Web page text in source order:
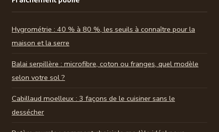
Hygrométrie : 40 % à 80 %, les seuils à connaître pour la
maison et la serre
Balai serpillère : microfibre, coton ou franges, quel modèle
selon votre sol ?
Cabillaud moelleux : 3 façons de le cuisiner sans le
dessécher